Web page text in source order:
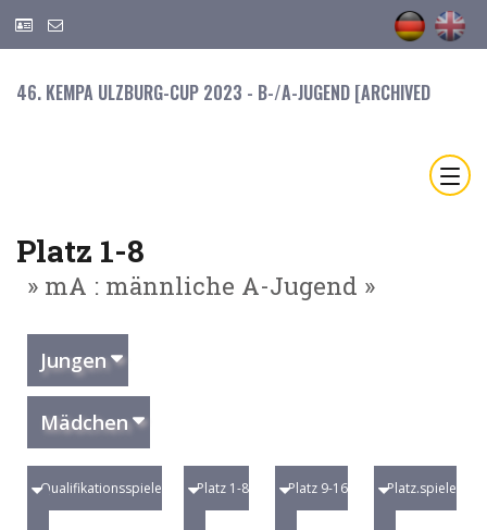
46. KEMPA ULZBURG-CUP 2023 - B-/A-JUGEND [ARCHIVED
Platz 1-8
» mA : männliche A-Jugend »
Jungen
Mädchen
Qualifikationsspiele Platz 1-8 Platz 9-16 Platz.spiele